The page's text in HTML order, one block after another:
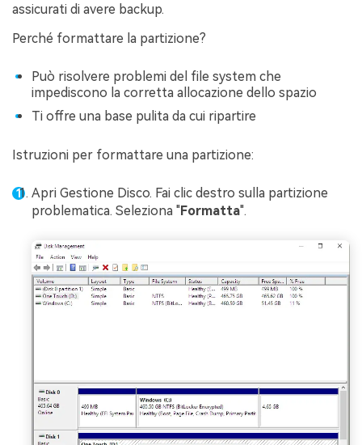
assicurati di avere backup.
Perché formattare la partizione?
Può risolvere problemi del file system che
impediscono la corretta allocazione dello spazio
Ti offre una base pulita da cui ripartire
Istruzioni per formattare una partizione:
Apri Gestione Disco. Fai clic destro sulla partizione
problematica. Seleziona "Formatta".